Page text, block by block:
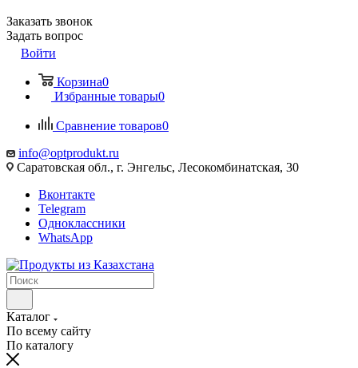
Заказать звонок
Задать вопрос
Войти
Корзина0
Избранные товары0
Сравнение товаров0
info@optprodukt.ru
Саратовская обл., г. Энгельс, Лесокомбинатская, 30
Вконтакте
Telegram
Одноклассники
WhatsApp
Каталог
По всему сайту
По каталогу